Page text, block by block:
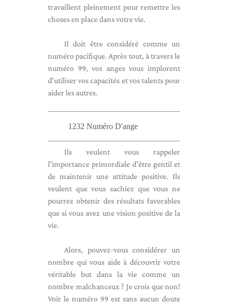
travaillent pleinement pour remettre les
choses en place dans votre vie.
Il doit être considéré comme un
numéro pacifique. Après tout, à travers le
numéro 99, vos anges vous implorent
d'utiliser vos capacités et vos talents pour
aider les autres.
1232 Numéro D'ange
Ils veulent vous rappeler
l'importance primordiale d'être gentil et
de maintenir une attitude positive. Ils
veulent que vous sachiez que vous ne
pourrez obtenir des résultats favorables
que si vous avez une vision positive de la
vie.
Alors, pouvez-vous considérer un
nombre qui vous aide à découvrir votre
véritable but dans la vie comme un
nombre malchanceux ? Je crois que non!
Voir le numéro 99 est sans aucun doute